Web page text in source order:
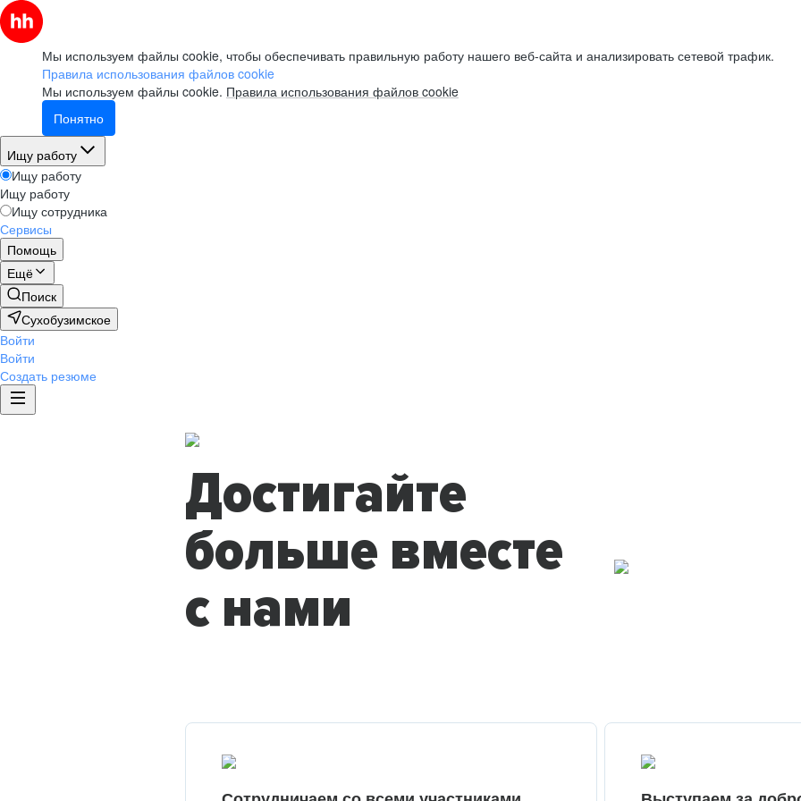
Мы используем файлы cookie, чтобы обеспечивать правильную работу нашего веб-сайта и анализировать сетевой трафик.
Правила использования файлов cookie
Мы используем файлы cookie. Правила использования файлов cookie
Понятно
Ищу работу
Ищу работу
Ищу работу
Ищу сотрудника
Сервисы
Помощь
Ещё
Поиск
Сухобузимское
Войти
Войти
Создать резюме
Достигайте
больше вместе
с нами